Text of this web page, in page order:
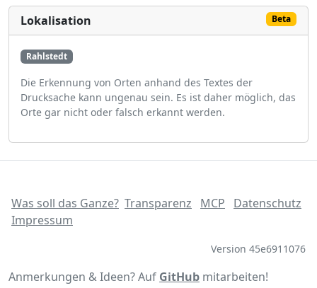
Lokalisation Beta
Rahlstedt
Die Erkennung von Orten anhand des Textes der
Drucksache kann ungenau sein. Es ist daher möglich, das
Orte gar nicht oder falsch erkannt werden.
Was soll das Ganze? Transparenz MCP
Datenschutz
Impressum
Version 45e6911076
Anmerkungen & Ideen? Auf GitHub mitarbeiten!